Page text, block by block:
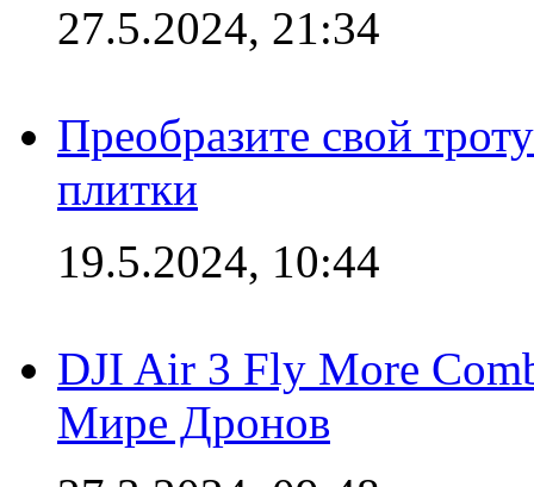
27.5.2024, 21:34
Преобразите свой
плитки
19.5.2024, 10:44
DJI Air 3 Fly More
Мире Дронов